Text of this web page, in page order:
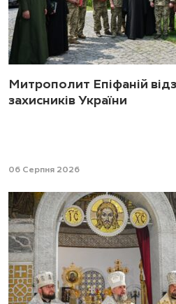
Митрополит Епіфаній
захисників України
06 Серпня 2026